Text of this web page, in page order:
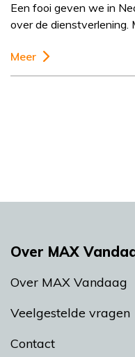
Een fooi geven we in
over de dienstverlening.
Meer
Over MAX
Over MAX Vandaag
Veelgestelde vragen
Contact